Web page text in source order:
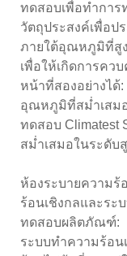
ทดสอบเพื่อทำการ
วัตถุประสงค์เพื่อ
ภายใต้อุณหภูมิที่สู
เพื่อให้เกิดการค
หน้าที่สองอย่างได้
อุณหภูมิที่สม่ำเสม
ทดสอบ
สม่ำเสมอในระดับ
ห้องระบายความร้
ร้อนเชิงกลและระ
ทดสอบผลิตภัณฑ์:
ระบบทำความร้อน